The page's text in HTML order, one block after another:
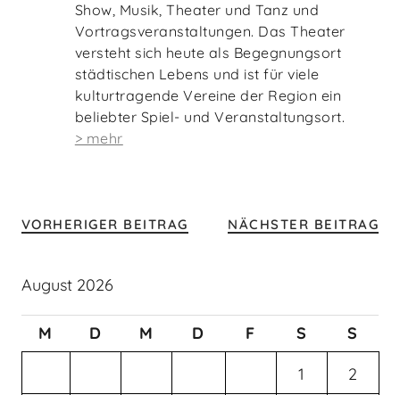
Show, Musik, Theater und Tanz und
Vortragsveranstaltungen. Das Theater
versteht sich heute als Begegnungsort
städtischen Lebens und ist für viele
kulturtragende Vereine der Region ein
beliebter Spiel- und Veranstaltungsort.
> mehr
VORHERIGER BEITRAG NÄCHSTER BEITRAG
August 2026
M D M D F S
S
1
2